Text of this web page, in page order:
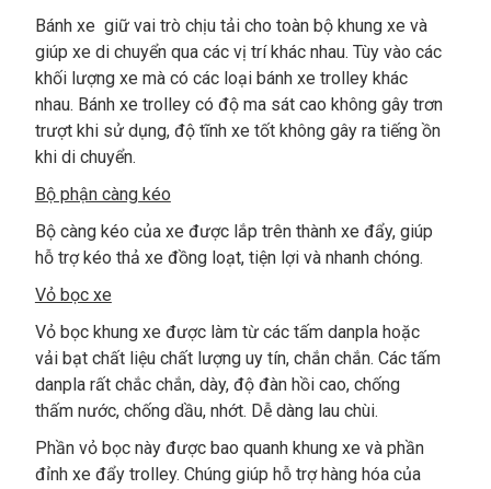
Bánh xe giữ vai trò chịu tải cho toàn bộ khung xe và
giúp xe di chuyển qua các vị trí khác nhau. Tùy vào các
khối lượng xe mà có các loại bánh xe trolley khác
nhau. Bánh xe trolley có độ ma sát cao không gây trơn
trượt khi sử dụng, độ tĩnh xe tốt không gây ra tiếng ồn
khi di chuyển.
Bộ phận càng kéo
Bộ càng kéo của xe được lắp trên thành xe đẩy, giúp
hỗ trợ kéo thả xe đồng loạt, tiện lợi và nhanh chóng.
Vỏ bọc xe
Vỏ bọc khung xe được làm từ các tấm danpla hoặc
vải bạt chất liệu chất lượng uy tín, chắn chắn. Các tấm
danpla rất chắc chắn, dày, độ đàn hồi cao, chống
thấm nước, chống dầu, nhớt. Dễ dàng lau chùi.
Phần vỏ bọc này được bao quanh khung xe và phần
đỉnh xe đẩy trolley. Chúng giúp hỗ trợ hàng hóa của